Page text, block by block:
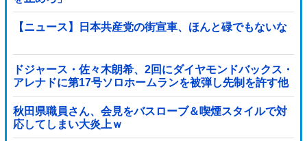
【ニュース】日本共産党の街宣車、ほんと碌でもないな
ドジャース・佐々木朗希、2回にダイヤモンドバックス・
アレナドに第17号ソロホームランを被弾し先制を許す他
秋田県職員さん、会見をバスローブ＆喫煙スタイルで対
応してしまい大炎上ｗ